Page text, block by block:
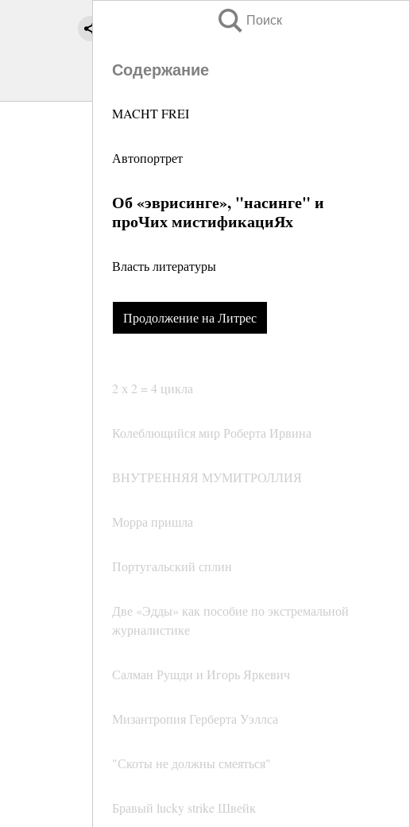
Поиск
Содержание
MACHT FREI
Автопортрет
Об «эврисинге», "насинге" и
проЧих мистификациЯх
Власть литературы
Продолжение на Литрес
2 х 2 = 4 цикла
Колеблющийся мир Роберта Ирвина
ВНУТРЕННЯЯ МУМИТРОЛЛИЯ
Морра пришла
Португальский сплин
Две «Эдды» как пособие по экстремальной
журналистике
Салман Рушди и Игорь Яркевич
Мизантропия Герберта Уэллса
"Скоты не должны смеяться"
Бравый lucky strike Швейк